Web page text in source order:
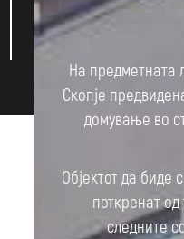
На предметната
Скопје
домување во
Објектот да биде
поткренат
следните